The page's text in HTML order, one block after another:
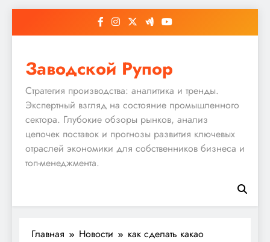
Заводской Рупор
Стратегия производства: аналитика и тренды.
Экспертный взгляд на состояние промышленного
сектора. Глубокие обзоры рынков, анализ
цепочек поставок и прогнозы развития ключевых
отраслей экономики для собственников бизнеса и
топ-менеджмента.
Главная Новости как сделать какао